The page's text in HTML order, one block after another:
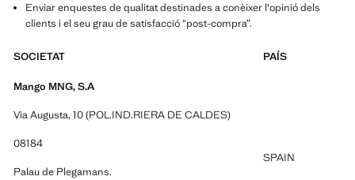
Enviar enquestes de qualitat destinades a conèixer l'opinió dels
clients i el seu grau de satisfacció “post-compra”.
SOCIETAT PAÍS
Mango MNG, S.A
Via Augusta, 10 (POL.IND.RIERA DE CALDES)
08184
Palau de Plegamans.
SPAIN